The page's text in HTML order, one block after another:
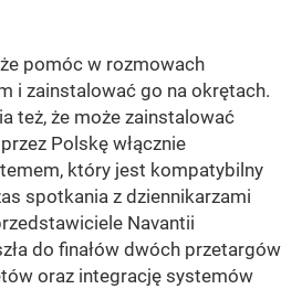
pomóc w rozmowach
i zainstalować go na okrętach.
też, że może zainstalować
Polskę włącznie
który jest kompatybilny
spotkania z dziennikarzami
Navantii
do finałów dwóch przetargów
oraz integrację systemów